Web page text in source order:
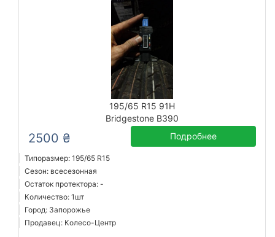
195/65 R15 91H
Bridgestone B390
2500 ₴ Подробнее
Типоразмер: 195/65 R15
Сезон: всесезонная
Остаток протектора: -
Количество: 1шт
Город: Запорожье
Продавец: Колесо-Центр